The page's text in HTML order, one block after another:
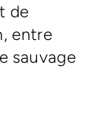
de
entre
sauvage